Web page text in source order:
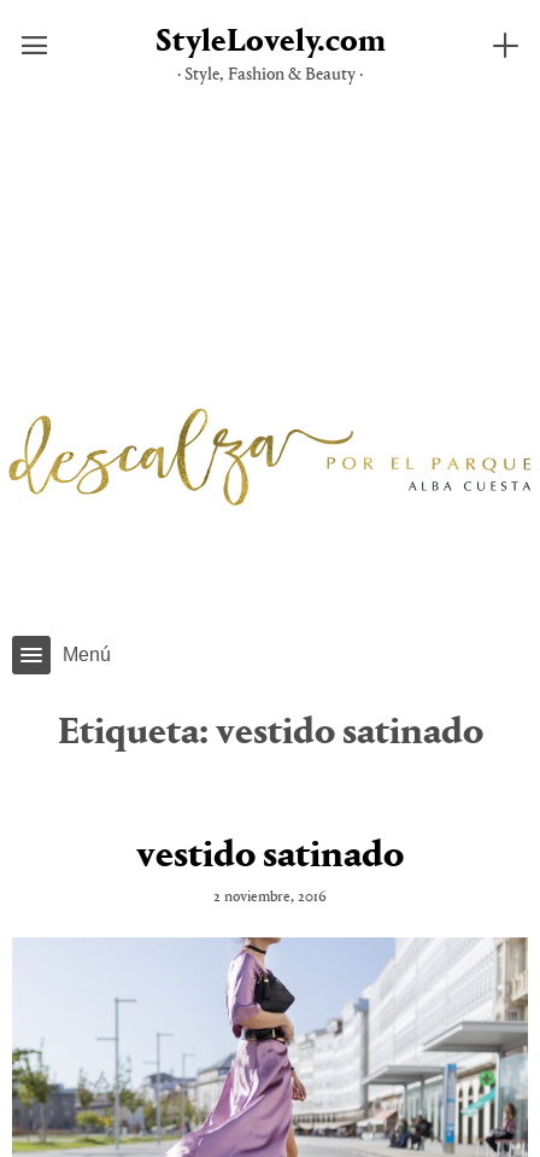
StyleLovely.com
· Style, Fashion & Beauty ·
Menú
Etiqueta: vestido satinado
vestido satinado
2 noviembre, 2016